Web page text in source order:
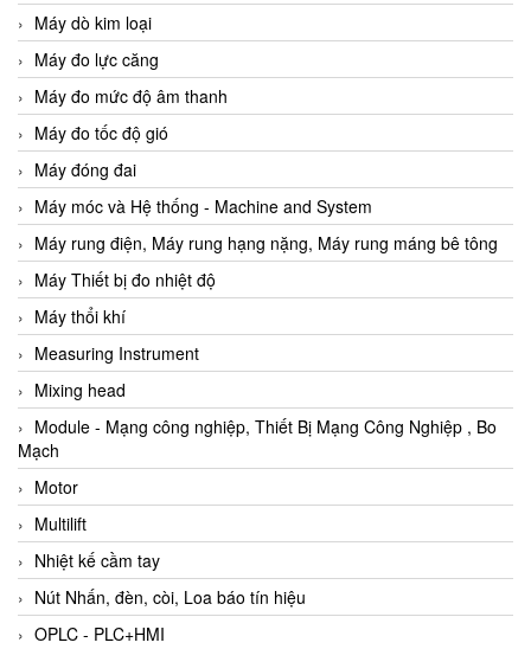
Máy dò kim loại
Máy đo lực căng
Máy đo mức độ âm thanh
Máy đo tốc độ gió
Máy đóng đai
Máy móc và Hệ thống - Machine and System
Máy rung điện, Máy rung hạng nặng, Máy rung máng bê tông
Máy Thiết bị đo nhiệt độ
Máy thổi khí
Measuring Instrument
Mixing head
Module - Mạng công nghiệp, Thiết Bị Mạng Công Nghiệp , Bo
Mạch
Motor
Multilift
Nhiệt kế cầm tay
Nút Nhấn, đèn, còi, Loa báo tín hiệu
OPLC - PLC+HMI